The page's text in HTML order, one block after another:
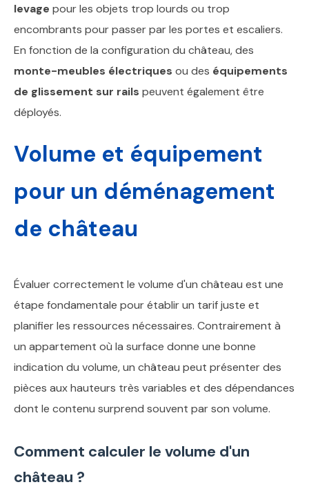
levage pour les objets trop lourds ou trop
encombrants pour passer par les portes et escaliers.
En fonction de la configuration du château, des
monte-meubles électriques ou des équipements
de glissement sur rails peuvent également être
déployés.
Volume et équipement
pour un déménagement
de château
Évaluer correctement le volume d'un château est une
étape fondamentale pour établir un tarif juste et
planifier les ressources nécessaires. Contrairement à
un appartement où la surface donne une bonne
indication du volume, un château peut présenter des
pièces aux hauteurs très variables et des dépendances
dont le contenu surprend souvent par son volume.
Comment calculer le volume d'un
château ?